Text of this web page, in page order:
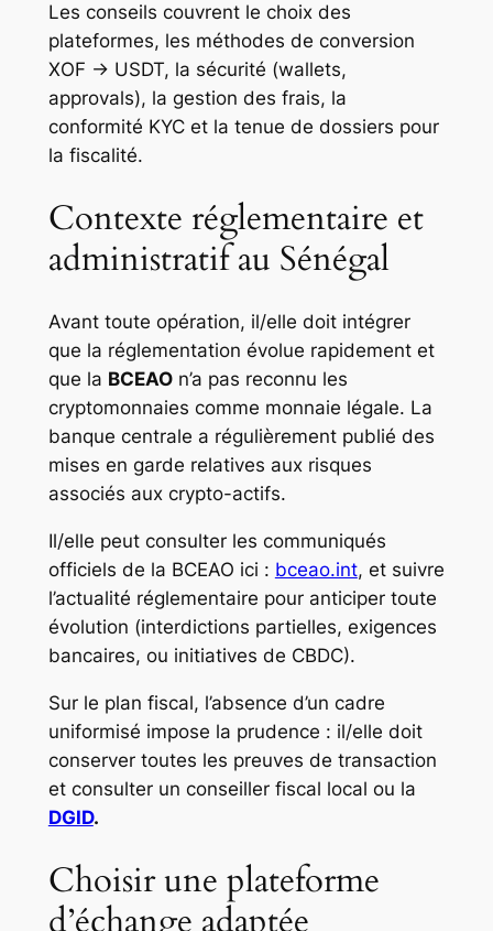
Les conseils couvrent le choix des
plateformes, les méthodes de conversion
XOF → USDT, la sécurité (wallets,
approvals), la gestion des frais, la
conformité KYC et la tenue de dossiers pour
la fiscalité.
Contexte réglementaire et
administratif au Sénégal
Avant toute opération, il/elle doit intégrer
que la réglementation évolue rapidement et
que la BCEAOn’a pas reconnu les
cryptomonnaies comme monnaie légale. La
banque centrale a régulièrement publié des
mises en garde relatives aux risques
associés aux crypto-actifs.
Il/elle peut consulter les communiqués
officiels de la BCEAO ici : bceao.int, et suivre
l’actualité réglementaire pour anticiper toute
évolution (interdictions partielles, exigences
bancaires, ou initiatives de CBDC).
Sur le plan fiscal, l’absence d’un cadre
uniformisé impose la prudence : il/elle doit
conserver toutes les preuves de transaction
et consulter un conseiller fiscal local ou la
DGID.
Choisir une plateforme
d’échange adaptée